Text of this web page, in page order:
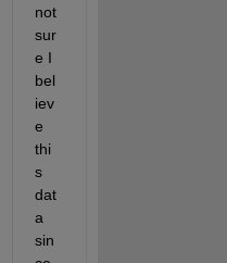
not
sur
e I
bel
iev
e
thi
s
dat
a
sin